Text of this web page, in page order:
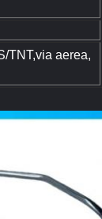
TNT,via aerea,